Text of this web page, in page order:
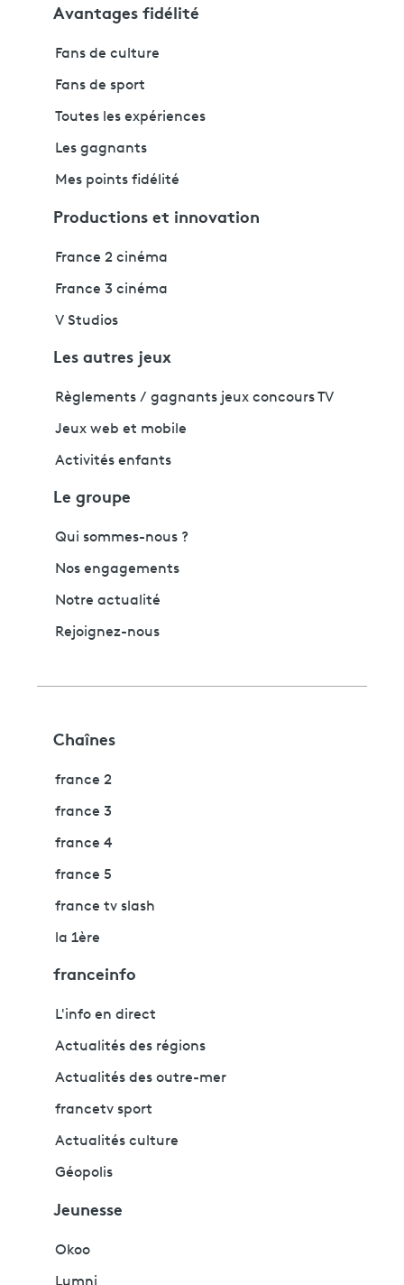
Avantages fidélité
Fans de culture
Fans de sport
Toutes les expériences
Les gagnants
Mes points fidélité
Productions et innovation
France 2 cinéma
France 3 cinéma
V Studios
Les autres jeux
Règlements / gagnants jeux concours TV
Jeux web et mobile
Activités enfants
Le groupe
Qui sommes-nous ?
Nos engagements
Notre actualité
Rejoignez-nous
Chaînes
france 2
france 3
france 4
france 5
france tv slash
la 1ère
franceinfo
L'info en direct
Actualités des régions
Actualités des outre-mer
francetv sport
Actualités culture
Géopolis
Jeunesse
Okoo
Lumni